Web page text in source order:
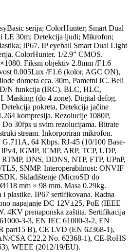
serija; ColorHunter; Smart Dual
LE 30m; Detekcija ljudi; Mikrofon;
IP67. IP eyeball Smart Dual Light
ColorHunter. 1/2.9” CMOS.
Fiksni objektiv 2.8mm /F1.6
0.005Lux /F1.6 (kolor, AGC ON),
dometa cca. 30m, Pametni IC. Beli
N funkcija (IRC). BLC, HLC,
(do 4 zone). Digital defog.
pokreta, Detekcija jačine
kompresija. Rezolucije 1080P,
30fps u svim rezolucijama. Bitrate
stream. Inkorporiran mikrofon.
64 Kbps. RJ-45 (10/100 Base-
IGMP, ICMP, ARP, TCP, UDP,
RTMP, DNS, DDNS, NTP, FTP, UPnP,
SNMP. Interoperabilnost: ONVIF
Skladištenje (MicroSD do
mm × 98 mm. Masa 0.29kg.
plastike. IP67 sertifikovana. Radna
napajanje DC 12V±25, PoE (IEEE
4KV prenaponska zaštita. Sertifikacija
3-3, EN IEC 61000-3-2, EN
part15 B), CE LVD (EN 62368-1),
CSA C22.2 No. 62368-1), CE-RoHS
WEEE (2012/19/EU).